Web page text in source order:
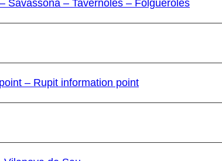
Savassona – Tavèrnoles – Folgueroles
– Rupit information point